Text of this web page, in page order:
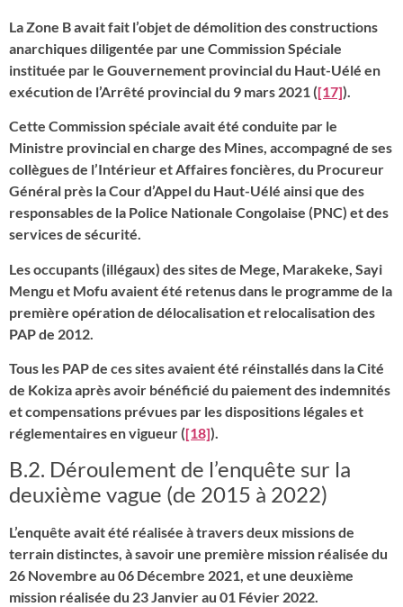
La Zone B avait fait l’objet de démolition des constructions
anarchiques diligentée par une Commission Spéciale
instituée par le Gouvernement provincial du Haut-Uélé en
exécution de l’Arrêté provincial du 9 mars 2021 ([17]).
Cette Commission spéciale avait été conduite par le
Ministre provincial en charge des Mines, accompagné de ses
collègues de l’Intérieur et Affaires foncières, du Procureur
Général près la Cour d’Appel du Haut-Uélé ainsi que des
responsables de la Police Nationale Congolaise (PNC) et des
services de sécurité.
Les occupants (illégaux) des sites de Mege, Marakeke, Sayi
Mengu et Mofu avaient été retenus dans le programme de la
première opération de délocalisation et relocalisation des
PAP de 2012.
Tous les PAP de ces sites avaient été réinstallés dans la Cité
de Kokiza après avoir bénéficié du paiement des indemnités
et compensations prévues par les dispositions légales et
réglementaires en vigueur ([18]).
B.2. Déroulement de l’enquête sur la
deuxième vague (de 2015 à 2022)
L’enquête avait été réalisée à travers deux missions de
terrain distinctes, à savoir une première mission réalisée du
26 Novembre au 06 Décembre 2021, et une deuxième
mission réalisée du 23 Janvier au 01 Févier 2022.